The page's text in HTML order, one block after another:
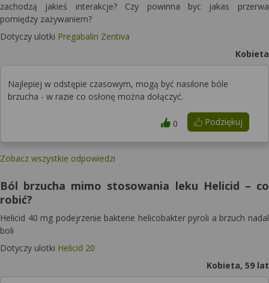
zachodzą jakieś interakcje? Czy powinna byc jakas przerwa
pomiędzy zażywaniem?
Dotyczy ulotki Pregabalin Zentiva
Kobieta
Najlepiej w odstępie czasowym, mogą być nasilone bóle
brzucha - w razie co osłonę można dołączyć.
Podziękuj
0
Zobacz wszystkie odpowiedzi
Ból brzucha mimo stosowania leku Helicid – co
robić?
Helicid 40 mg podejrzenie bakterie helicobakter pyroli a brzuch nadal
boli
Dotyczy ulotki Helicid 20
Kobieta, 59 lat